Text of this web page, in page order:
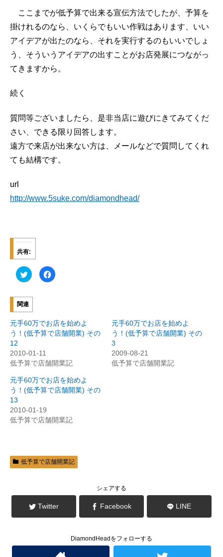
ここまでが低予算で出来る宣伝方法でしたが、予算を
掛けれるのなら、いくらでもいい作戦はあります、いい
アイデアが出たのなら、それを実行するのもいいでしょ
う、そういうアイデアの出すことがお店発展につながっ
てきますから。
続く
質問等ございましたら、是非当店に遊びにきてみてくだ
さい、できる限り回答します。
遠方で来店が出来ない方は、メールなどで質問してくれ
ても結構です。
url
http://www.5suke.com/diamondhead/
共有:
ク
リ
し
て
T
w
i
t
t
e
で
共
有
(
し
い
ウ
ド
ウ
で
F
a
で
共
有
す
ク
リ
ッ
ク
し
て
い
(
ン
ド
ウ
ま
)
関連
元手60万でお店を始めよ
う！(低予算で店舗開業) その
12
2010-01-11
低予算で店舗開業記
元手60万でお店を始めよ
う！(低予算で店舗開業) その
3
2009-08-21
低予算で店舗開業記
元手60万でお店を始めよ
う！(低予算で店舗開業) その
13
2010-01-19
低予算で店舗開業記
低予算で店舗開業記
シェアする
Twitter Facebook LINE
DiamondHeadをフォローする